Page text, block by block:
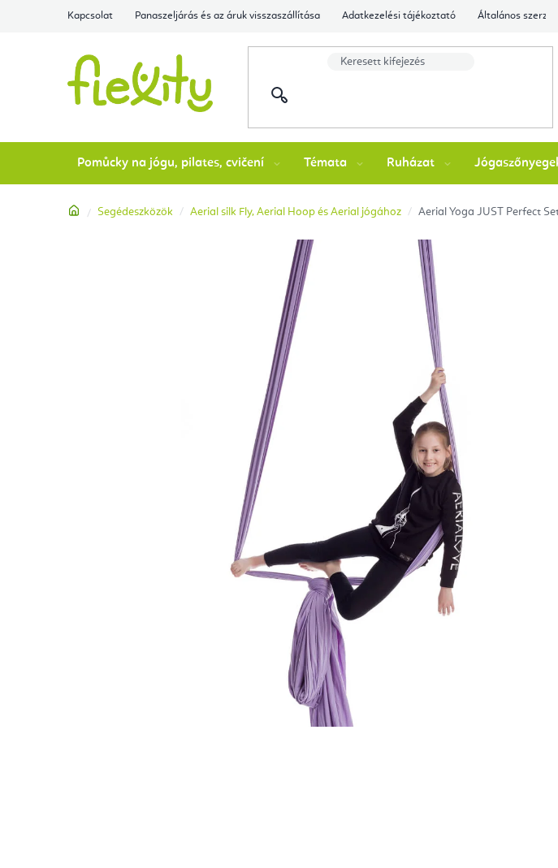
Kapcsolat Panaszeljárás és az áruk visszaszállítása Adatkezelési tájékoztató Általános
Pomůcky na jógu, pilates, cvičení Témata Ruházat
Kezdőlap
Segédeszközök Aerial silk Fly, Aerial Hoop és Aerial jógához Aerial Yoga JUST Perfect